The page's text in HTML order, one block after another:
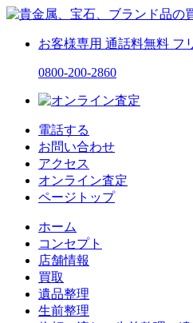
お客様専用 通話料無料 フ
0800-200-2860
電話する
お問い合わせ
アクセス
オンライン査定
ページトップ
ホーム
コンセプト
店舗情報
買取
遺品整理
生前整理